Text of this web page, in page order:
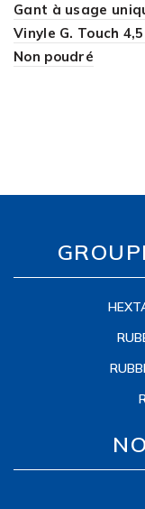
Gant à usage
Vinyle G. Touch
Non poudré